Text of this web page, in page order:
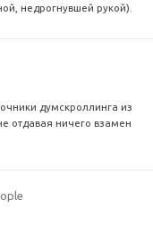
недрогнувшей рукой).
думскроллинга из
отдавая ничего взамен